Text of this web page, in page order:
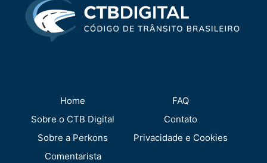
Home
Sobre o CTB Digital
Sobre a Perkons
Comentarista
FAQ
Contato
Privacidade e Cookies